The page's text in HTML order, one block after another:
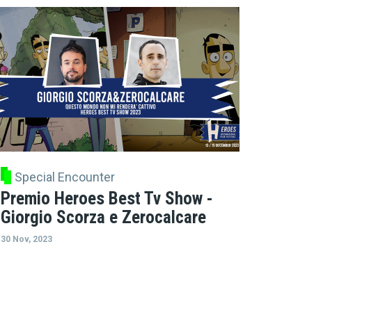
Special Encounter
Premio Heroes Best Tv Show -
Giorgio Scorza e Zerocalcare
30 Nov, 2023